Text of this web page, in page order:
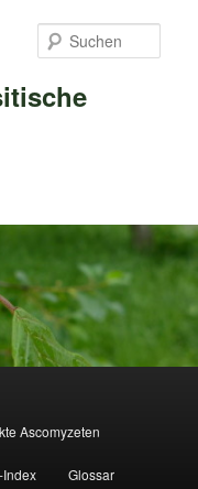
Ascomyzeten
Index Glossar